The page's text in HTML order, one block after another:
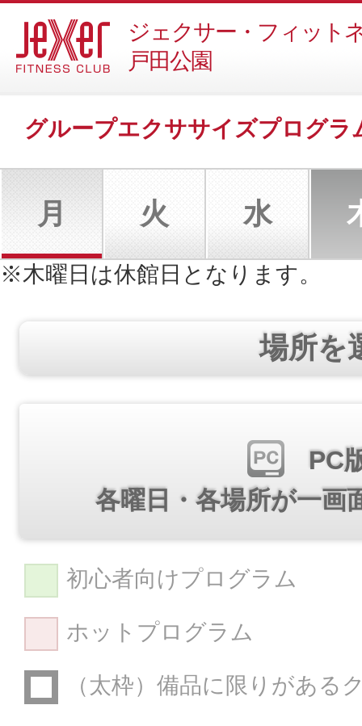
ジェクサー・フィット
戸田公園
グループエクササイズプログラ
月 火 水
※木曜日は休館日となります。
場所を
PC
各曜日・各場所が一画
初心者向けプログラム
ホットプログラム
（太枠）備品に限りがある